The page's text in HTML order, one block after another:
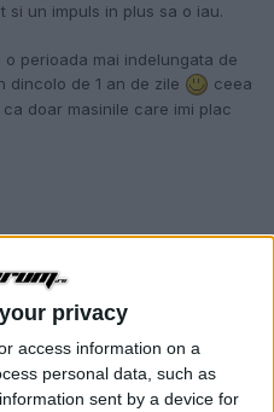
privacy
access information on a
personal data, such as
sent by a device for
un impuls in plus sa o iau.
perioada mai indelungata de
dincolo de 1 an de zile
ceea
doar masinile care imi plac